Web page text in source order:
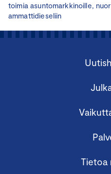
toimia asuntomarkkinoille,
ammattidieseliin
Tietoa